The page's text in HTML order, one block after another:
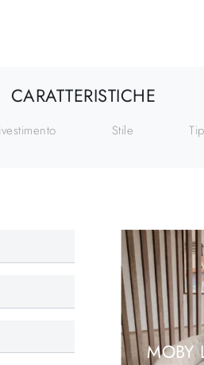
CARATTERISTICHE
Stile
MOBY